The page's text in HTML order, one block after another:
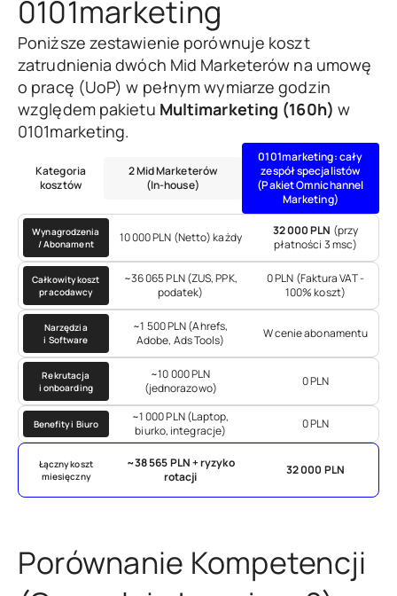
0101marketing
Poniższe zestawienie porównuje koszt
zatrudnienia dwóch Mid Marketerów na umowę
o pracę (UoP) w pełnym wymiarze godzin
względem pakietu Multimarketing (160h) w
0101marketing.
Kategoria
kosztów
2 Mid Marketerów
(In-house)
0101marketing: cały
zespół specjalistów
(Pakiet Omnichannel
Marketing)
Wynagrodzenia
/ Abonament
10 000 PLN (Netto) każdy 32 000 PLN (przy
płatności 3 msc)
Całkowity koszt
pracodawcy
~36 065 PLN (ZUS, PPK,
podatek)
0 PLN (Faktura VAT -
100% koszt)
Narzędzia
i Software
~1 500 PLN (Ahrefs,
Adobe, Ads Tools)
W cenie abonamentu
Rekrutacja
i onboarding
~10 000 PLN
(jednorazowo)
0 PLN
Benefity i Biuro
~1 000 PLN (Laptop,
biurko, integracje)
0 PLN
Łączny koszt
miesięczny
~38 565 PLN + ryzyko
rotacji
32 000 PLN
Porównanie Kompetencji